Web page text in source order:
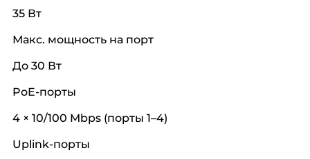
35 Вт
Макс. мощность на порт
До 30 Вт
PoE-порты
4 × 10/100 Mbps (порты 1–4)
Uplink-порты